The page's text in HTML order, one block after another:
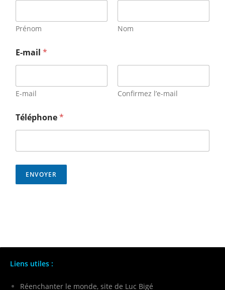
Prénom Nom
E-mail *
E-mail Confirmez l’e-mail
Téléphone*
ENVOYER
Liens utiles :
Réenchanter le monde, site de Luc Bigé